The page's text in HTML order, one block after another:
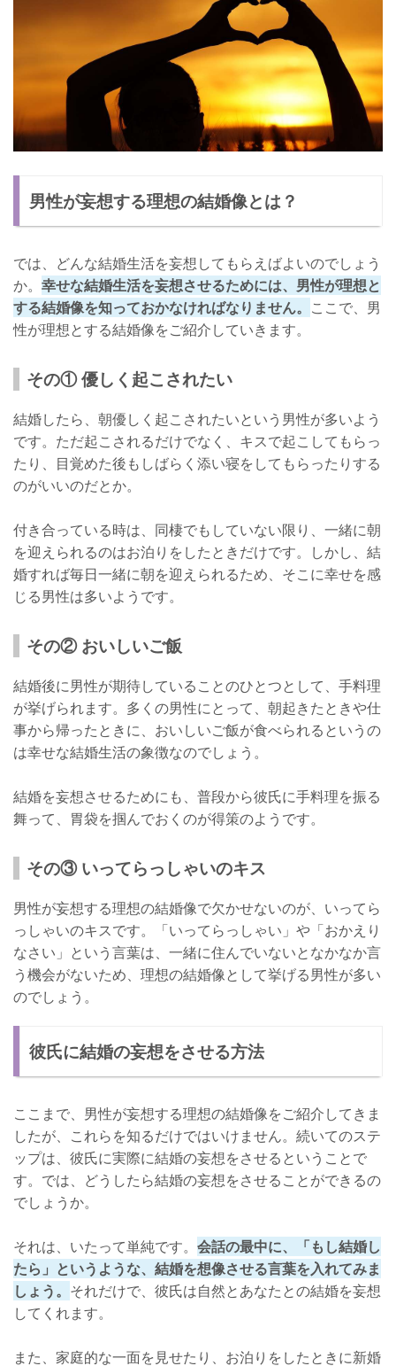
男性が妄想する理想の結婚像とは？
では、どんな結婚生活を妄想してもらえばよいのでしょう
か。 幸せな結婚生活を妄想させるためには、男性が理想と
する結婚像を知っておかなければなりません。 ここで、男
性が理想とする結婚像をご紹介していきます。
その① 優しく起こされたい
結婚したら、朝優しく起こされたいという男性が多いよう
です。ただ起こされるだけでなく、キスで起こしてもらっ
たり、目覚めた後もしばらく添い寝をしてもらったりする
のがいいのだとか。
付き合っている時は、同棲でもしていない限り、一緒に朝
を迎えられるのはお泊りをしたときだけです。しかし、結
婚すれば毎日一緒に朝を迎えられるため、そこに幸せを感
じる男性は多いようです。
その② おいしいご飯
結婚後に男性が期待していることのひとつとして、手料理
が挙げられます。多くの男性にとって、朝起きたときや仕
事から帰ったときに、おいしいご飯が食べられるというの
は幸せな結婚生活の象徴なのでしょう。
結婚を妄想させるためにも、普段から彼氏に手料理を振る
舞って、胃袋を掴んでおくのが得策のようです。
その③ いってらっしゃいのキス
男性が妄想する理想の結婚像で欠かせないのが、いってら
っしゃいのキスです。「いってらっしゃい」や「おかえり
なさい」という言葉は、一緒に住んでいないとなかなか言
う機会がないため、理想の結婚像として挙げる男性が多い
のでしょう。
彼氏に結婚の妄想をさせる方法
ここまで、男性が妄想する理想の結婚像をご紹介してきま
したが、これらを知るだけではいけません。続いてのステ
ップは、彼氏に実際に結婚の妄想をさせるということで
す。では、どうしたら結婚の妄想をさせることができるの
でしょうか。
それは、いたって単純です。 会話の最中に、「もし結婚し
たら」というような、結婚を想像させる言葉を入れてみま
しょう。 それだけで、彼氏は自然とあなたとの結婚を妄想
してくれます。
また、家庭的な一面を見せたり、お泊りをしたときに新婚